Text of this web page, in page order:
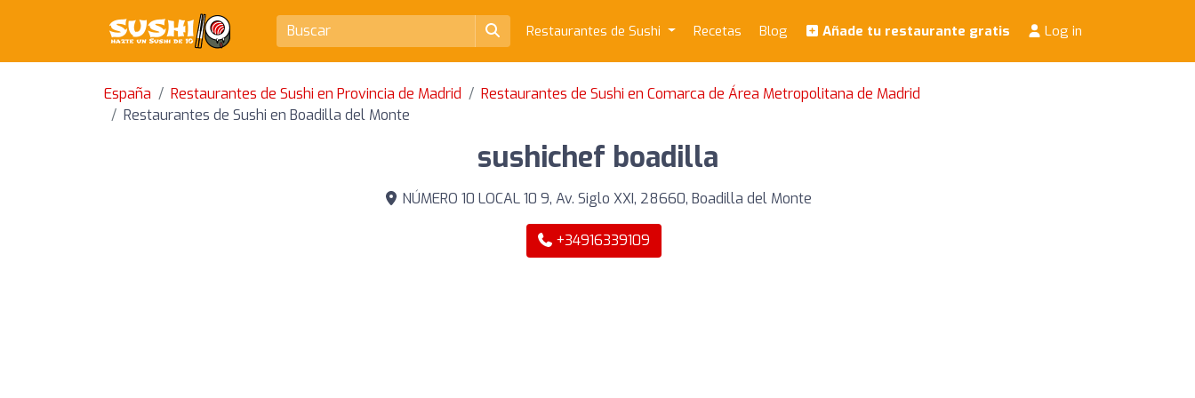
Restaurantes de Sushi Recetas Blog Añade tu restaurante gratis Log in
España Restaurantes de Sushi en Provincia de Madrid
Restaurantes de Sushi en Comarca de Área Metropolitana de Madrid
Restaurantes de Sushi en Boadilla del Monte
sushichef boadilla
NÚMERO 10 LOCAL 10 9, Av. Siglo XXI, 28660, Boadilla del Monte
+34916339109